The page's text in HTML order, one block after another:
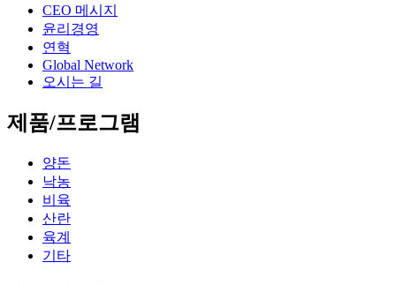
CEO 메시지
윤리경영
연혁
Global Network
오시는 길
제품/프로그램
양돈
낙농
비육
산란
육계
기타